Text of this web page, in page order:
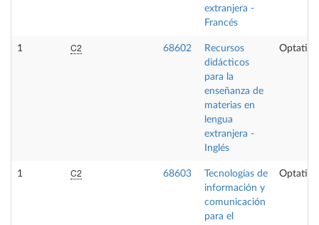
extranjera -
Francés
1 C2 68602
Recursos
didácticos
para la
enseñanza de
materias en
lengua
extranjera -
Inglés
Optativa
1 C2 68603
Tecnologías de
información y
comunicación
para el
Optativa